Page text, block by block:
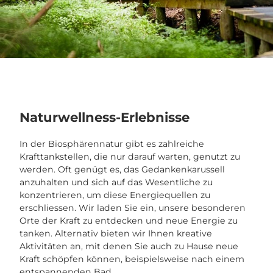
Naturwellness-Erlebnisse
In der Biosphärennatur gibt es zahlreiche
Krafttankstellen, die nur darauf warten, genutzt zu
werden. Oft genügt es, das Gedankenkarussell
anzuhalten und sich auf das Wesentliche zu
konzentrieren, um diese Energiequellen zu
erschliessen. Wir laden Sie ein, unsere besonderen
Orte der Kraft zu entdecken und neue Energie zu
tanken. Alternativ bieten wir Ihnen kreative
Aktivitäten an, mit denen Sie auch zu Hause neue
Kraft schöpfen können, beispielsweise nach einem